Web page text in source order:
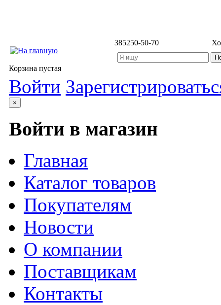
385250-50-70
Корзина пустая
Войти
×
Войти в магазин
Главная
Каталог товаров
Покупателям
Новости
О компании
Поставщикам
Контакты